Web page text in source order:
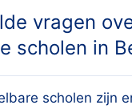
vragen
scholen in
scholen zijn